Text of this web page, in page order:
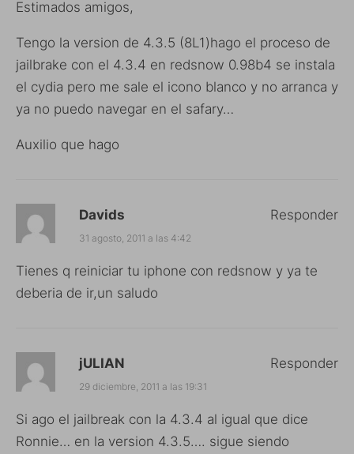
Estimados amigos,
Tengo la version de 4.3.5 (8L1)hago el proceso de
jailbrake con el 4.3.4 en redsnow 0.98b4 se instala
el cydia pero me sale el icono blanco y no arranca y
ya no puedo navegar en el safary…
Auxilio que hago
Davids
31 agosto, 2011 a las 4:42
Tienes q reiniciar tu iphone con redsnow y ya te
deberia de ir,un saludo
Responder
jULIAN
29 diciembre, 2011 a las 19:31
Si ago el jailbreak con la 4.3.4 al igual que dice
Ronnie… en la version 4.3.5…. sigue siendo
Responder